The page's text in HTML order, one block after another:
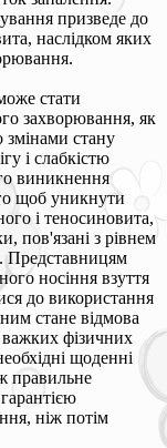
призведе до
наслідком яких
стати
захворювання, як
змінами стану
і слабкістю
виникнення
щоб уникнути
і теносиновита,
пов'язані з рівнем
Представницям
носіння взуття
до використання
стане відмова
важких фізичних
щоденні
правильне
ніж потім